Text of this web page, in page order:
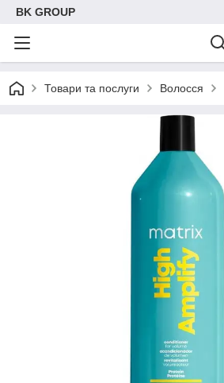
BK GROUP
Товари та послуги Волосся